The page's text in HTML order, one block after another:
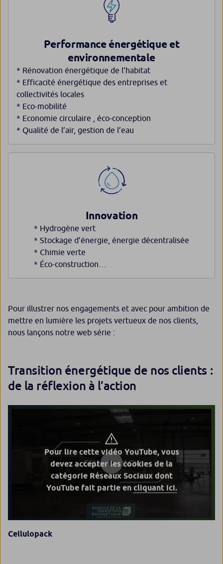
Performance énergétique et
environnementale
* Rénovation énergétique de l’habitat
* Efficacité énergétique des entreprises et
collectivités locales
* Eco-mobilité
* Economie circulaire , éco-conception
* Qualité de l’air, gestion de l’eau
Innovation
* Hydrogène vert
* Stockage d’énergie, énergie décentralisée
* Chimie verte
* Éco-construction…
Pour illustrer nos engagements et avec pour ambition de
mettre en lumière les projets vertueux de nos clients,
nous lançons notre web série :
Transition énergétique de nos clients :
de la réflexion à l’action
Pour lire cette vidéo YouTube, vous
devez accepter les cookies de la
catégorie Réseaux Sociaux dont
YouTube fait partie en cliquant ici.
Cellulopack